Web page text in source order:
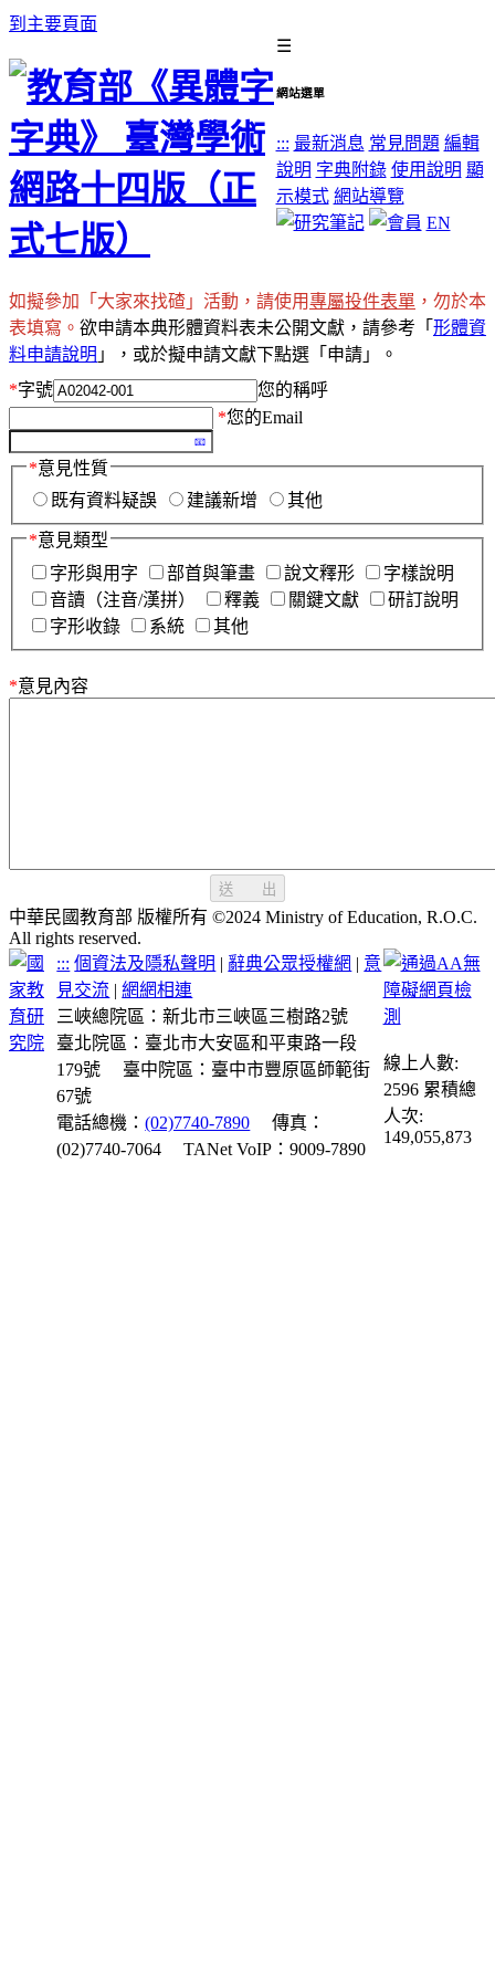
到主要頁面
☰
網站選單
::: 最新消息 常見問題 編輯
說明 字典附錄 使用說明 顯
示模式 網站導覽
EN
如擬參加「大家來找碴」活動，請使用專屬投件表單 ，勿於本
表填寫。 欲申請本典形體資料表未公開文獻，請參考「 形體資
料申請說明 」，或於擬申請文獻下點選「申請」。
*字號
您的稱呼
*您的Email
*意見性質
既有資料疑誤
建議新增 其他
*意見類型
字形與用字
部首與筆畫 說文釋形
字樣說明
音讀（注音/漢拼）
釋義 關鍵文獻
研訂說明
字形收錄
系統 其他
*意見內容
送 出
中華民國教育部 版權所有 ©2024 Ministry of Education, R.O.C.
All rights reserved.
::: 個資法及隱私聲明 | 辭典公眾授權網 | 意
見交流 |網網相連
三峽總院區：新北市三峽區三樹路2號
臺北院區：臺北市大安區和平東路一段
179號
臺中院區：臺中市豐原區師範街
67號
電話總機：(02)7740-7890
傳真：
(02)7740-7064
TANet VoIP：9009-7890
線上人數:
2596 累積總
人次:
149,055,873